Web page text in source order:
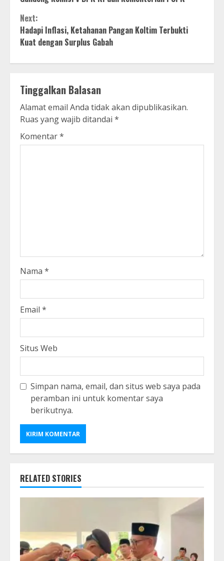
Next:
Hadapi Inflasi, Ketahanan Pangan Koltim Terbukti
Kuat dengan Surplus Gabah
Tinggalkan Balasan
Alamat email Anda tidak akan dipublikasikan.
Ruas yang wajib ditandai *
Komentar*
Nama *
Email *
Situs Web
Simpan nama, email, dan situs web saya pada
peramban ini untuk komentar saya
berikutnya.
RELATED STORIES